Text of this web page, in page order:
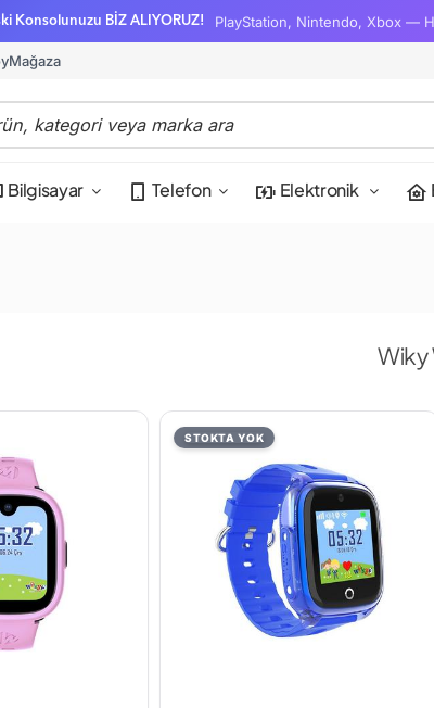
Konsolunuzu BİZ ALIYORUZ! PlayStation, Nintendo, Xbox —
Bilgisayar Telefon Elektronik
Wiky
STOKTA YOK